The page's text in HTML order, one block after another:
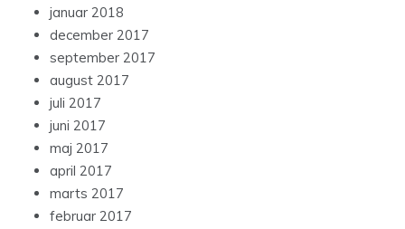
januar 2018
december 2017
september 2017
august 2017
juli 2017
juni 2017
maj 2017
april 2017
marts 2017
februar 2017